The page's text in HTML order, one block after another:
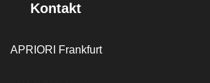
Kontakt
APRIORI Frankfurt